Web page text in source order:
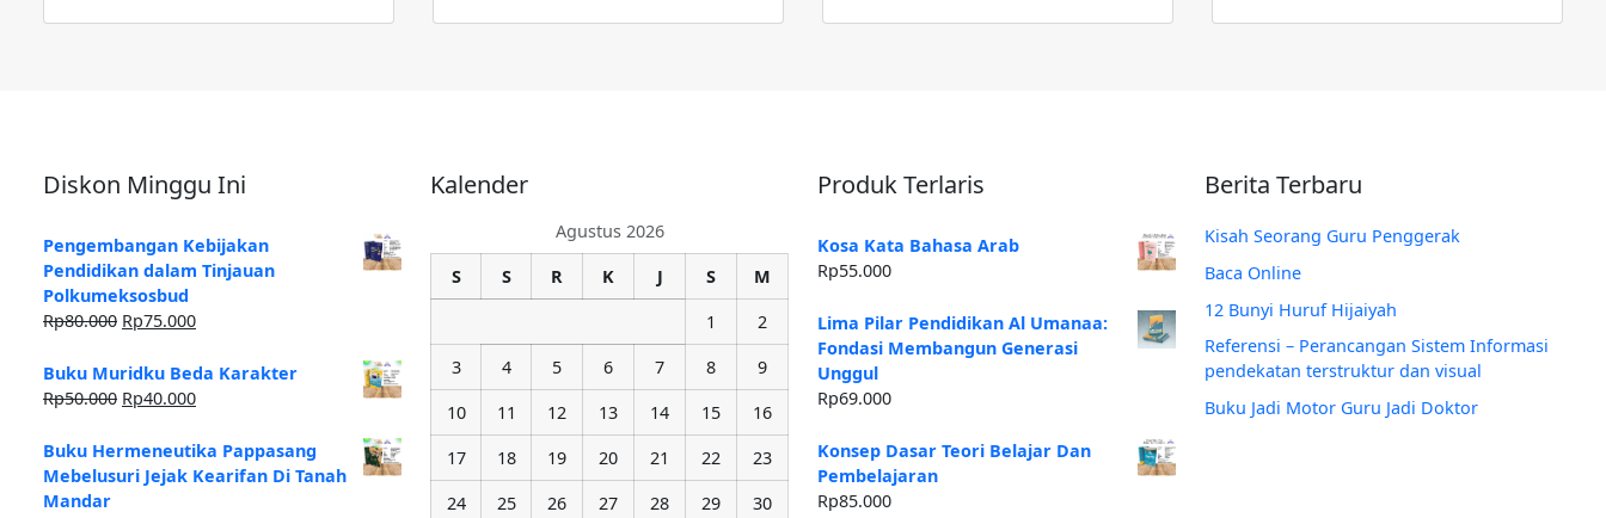
Diskon Minggu Ini
Pengembangan Kebijakan
Pendidikan dalam Tinjauan
Polkumeksosbud
Rp80.000 Rp75.000
Buku Muridku Beda Karakter
Rp50.000 Rp40.000
Buku Hermeneutika Pappasang
Mebelusuri Jejak Kearifan Di Tanah
Mandar
Kalender
Agustus 2026
S
S R K J S
M
1
2
3
4 5 6 7 8
9
10
11 12 13 14 15
16
17
18 19 20 21 22
23
24
25 26 27 28 29 30
Produk Terlaris
Kosa Kata Bahasa Arab
Rp55.000
Lima Pilar Pendidikan Al Umanaa:
Fondasi Membangun Generasi
Unggul
Rp69.000
Konsep Dasar Teori Belajar Dan
Pembelajaran
Rp85.000
Berita Terbaru
Kisah Seorang Guru Penggerak
Baca Online
12 Bunyi Huruf Hijaiyah
Referensi – Perancangan Sistem Informasi
pendekatan terstruktur dan visual
Buku Jadi Motor Guru Jadi Doktor